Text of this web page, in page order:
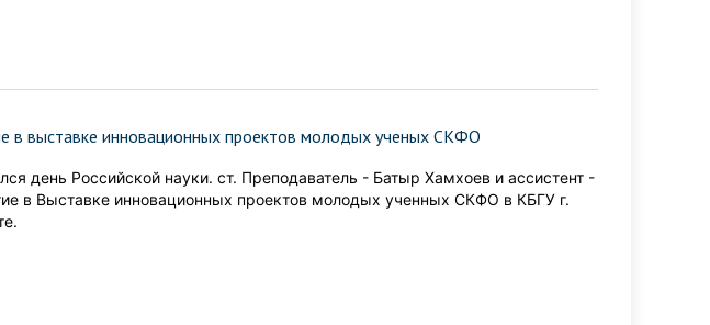
в выставке инновационных проектов молодых ученых СКФО
день Российской науки. ст. Преподаватель - Батыр Хамхоев и ассистент -
в Выставке инновационных проектов молодых ученных СКФО в КБГУ г.